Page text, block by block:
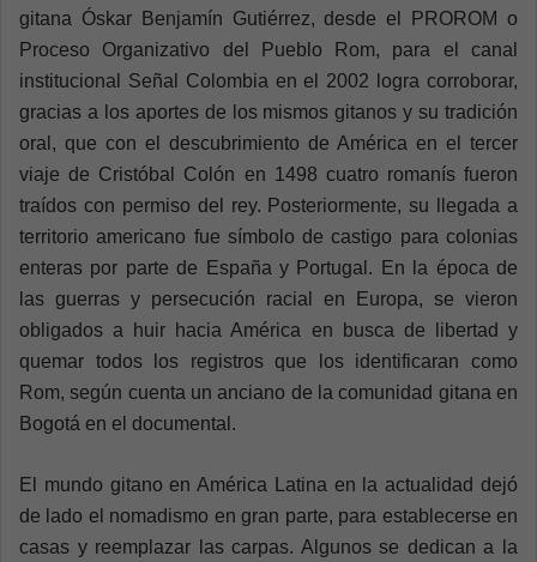
gitana Óskar Benjamín Gutiérrez, desde el PROROM o
Proceso Organizativo del Pueblo Rom, para el canal
institucional Señal Colombia en el 2002 logra corroborar,
gracias a los aportes de los mismos gitanos y su tradición
oral, que con el descubrimiento de América en el tercer
viaje de Cristóbal Colón en 1498 cuatro romanís fueron
traídos con permiso del rey. Posteriormente, su llegada a
territorio americano fue símbolo de castigo para colonias
enteras por parte de España y Portugal. En la época de
las guerras y persecución racial en Europa, se vieron
obligados a huir hacia América en busca de libertad y
quemar todos los registros que los identificaran como
Rom, según cuenta un anciano de la comunidad gitana en
Bogotá en el documental.
El mundo gitano en América Latina en la actualidad dejó
de lado el nomadismo en gran parte, para establecerse en
casas y reemplazar las carpas. Algunos se dedican a la